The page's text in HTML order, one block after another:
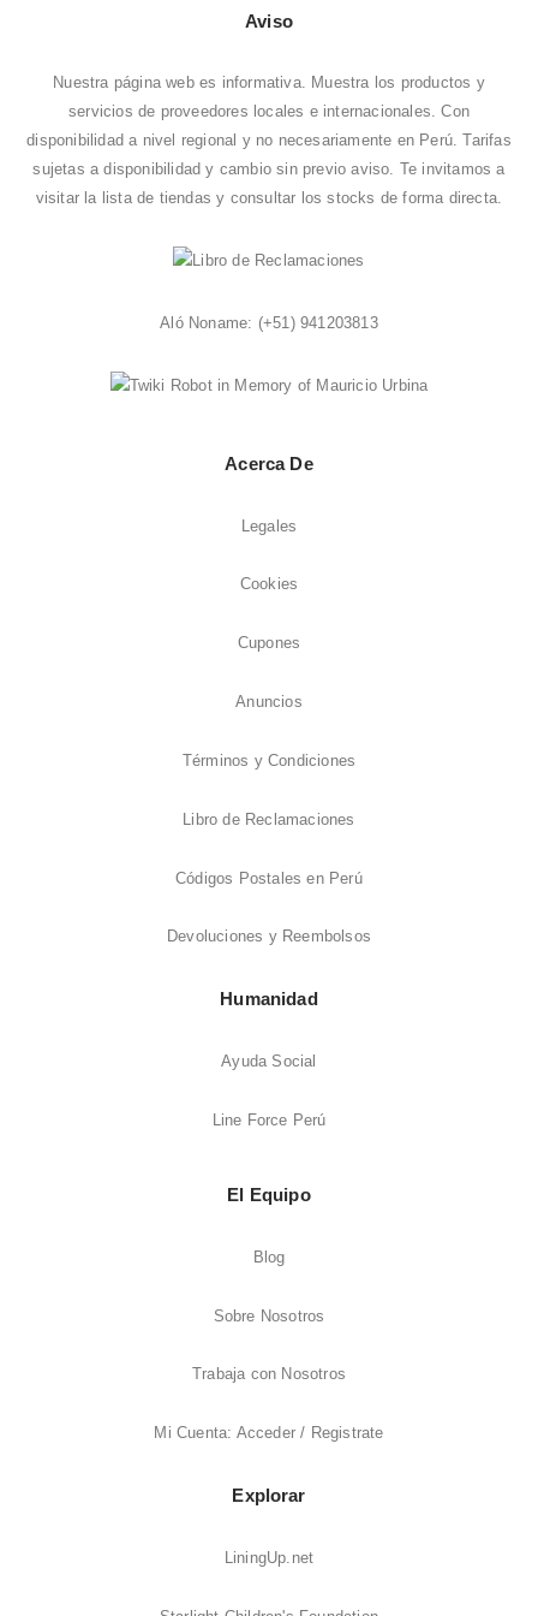
Aviso
Nuestra página web es informativa. Muestra los productos y
servicios de proveedores locales e internacionales. Con
disponibilidad a nivel regional y no necesariamente en Perú. Tarifas
sujetas a disponibilidad y cambio sin previo aviso. Te invitamos a
visitar la lista de tiendas y consultar los stocks de forma directa.
Aló Noname: (+51) 941203813
Acerca De
Legales
Cookies
Cupones
Anuncios
Términos y Condiciones
Libro de Reclamaciones
Códigos Postales en Perú
Devoluciones y Reembolsos
Humanidad
Ayuda Social
Line Force Perú
El Equipo
Blog
Sobre Nosotros
Trabaja con Nosotros
Mi Cuenta: Acceder / Registrate
Explorar
LiningUp.net